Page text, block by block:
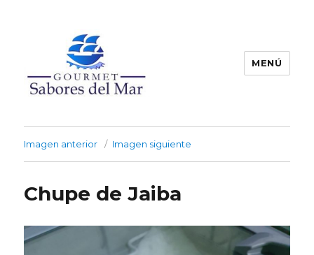
MENÚ
Imagen anterior Imagen siguiente
Chupe de Jaiba